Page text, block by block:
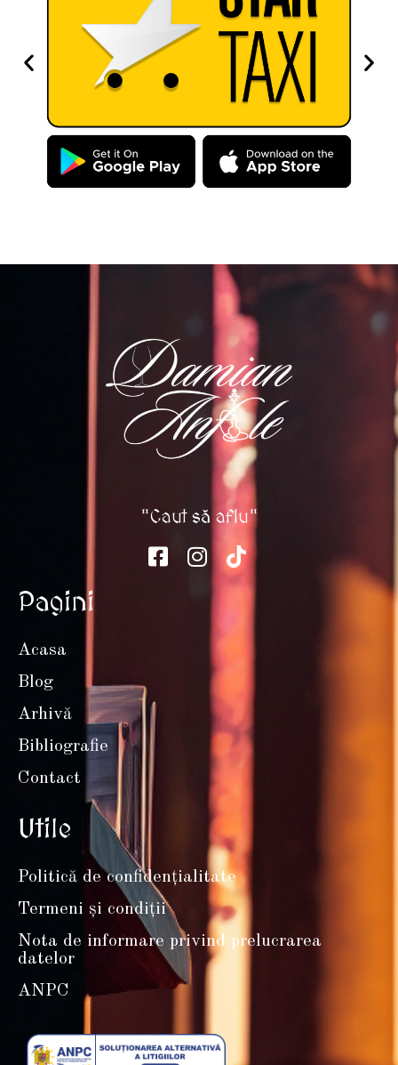
"Caut să aflu"
Pagini
Acasa
Blog
Arhivă
Bibliografie
Contact
Utile
Politică de confidențialitate
Termeni și condiții
Nota de informare privind prelucrarea
datelor
ANPC